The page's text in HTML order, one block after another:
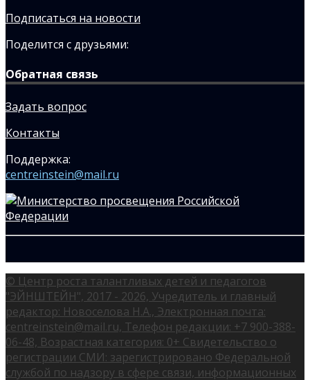
Подписаться на новости
Поделится с друзьями:
Обратная связь
Задать вопрос
Контакты
Поддержка:
centreinstein@mail.ru
© Центр роста талантливых детей и педагогов
"ЭЙНШТЕЙН", 2017 - 2026, Учредитель и главный
редактор: Новоселова Н.А., Электронная почта:
centreinstein@mail.ru, Телефон редакции: +7 900-388-
06-48, Возрастная категория: 0+ Свидетельство о
регистрации СМИ: зарегистрировано Федеральной
службой по надзору в сфере связи, информационных